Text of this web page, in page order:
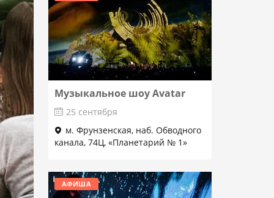
Музыкальное шоу Avatar
25 сентября
м. Фрунзенская, наб. Обводного
канала, 74Ц, «Планетарий № 1»
Подробнее
АФИША